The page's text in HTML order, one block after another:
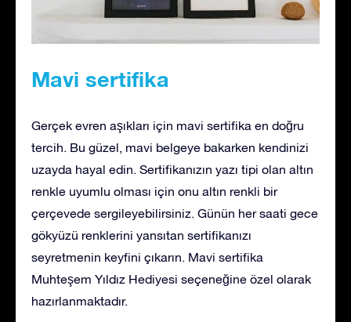
Mavi sertifika
Gerçek evren aşıkları için mavi sertifika en doğru
tercih. Bu güzel, mavi belgeye bakarken kendinizi
uzayda hayal edin. Sertifikanızın yazı tipi olan altın
renkle uyumlu olması için onu altın renkli bir
çerçevede sergileyebilirsiniz. Günün her saati gece
gökyüzü renklerini yansıtan sertifikanızı
seyretmenin keyfini çıkarın. Mavi sertifika
Muhteşem Yıldız Hediyesi seçeneğine özel olarak
hazırlanmaktadır.